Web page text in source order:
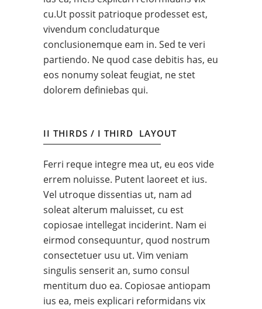
cu.Ut possit patrioque prodesset est,
vivendum concludaturque
conclusionemque eam in. Sed te veri
partiendo. Ne quod case debitis has, eu
eos nonumy soleat feugiat, ne stet
dolorem definiebas qui.
II THIRDS / I THIRD LAYOUT
Ferri reque integre mea ut, eu eos vide
errem noluisse. Putent laoreet et ius.
Vel utroque dissentias ut, nam ad
soleat alterum maluisset, cu est
copiosae intellegat inciderint. Nam ei
eirmod consequuntur, quod nostrum
consectetuer usu ut. Vim veniam
singulis senserit an, sumo consul
mentitum duo ea. Copiosae antiopam
ius ea, meis explicari reformidans vix